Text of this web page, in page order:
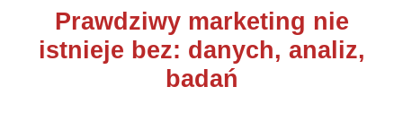
Prawdziwy marketing nie
istnieje bez: danych, analiz,
badań